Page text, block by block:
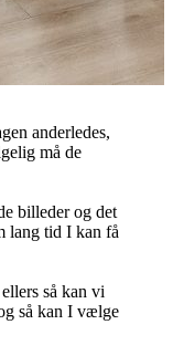
anderledes,
må de
billeder og det
lang tid I kan få
så kan vi
så kan I vælge